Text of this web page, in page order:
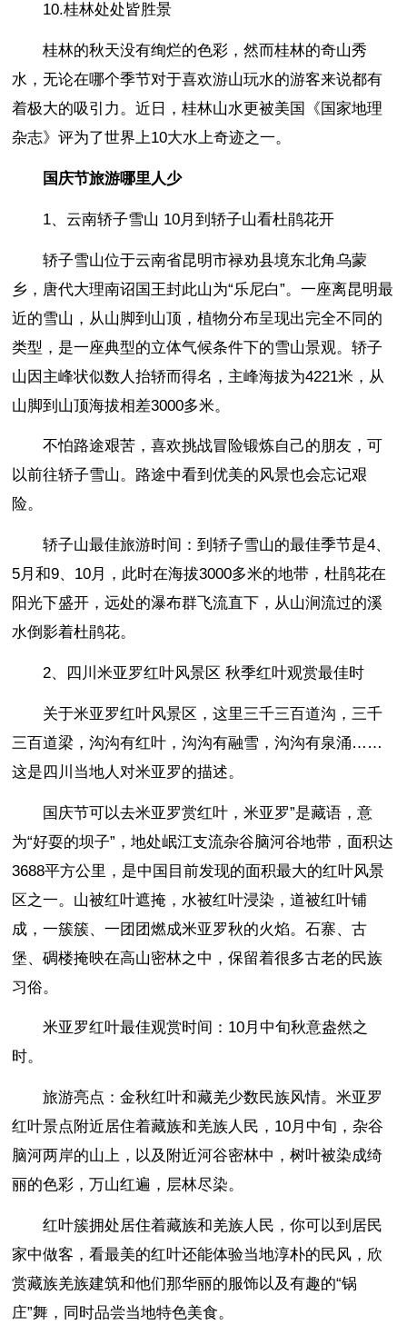
10.桂林处处皆胜景
桂林的秋天没有绚烂的色彩，然而桂林的奇山秀
水，无论在哪个季节对于喜欢游山玩水的游客来说都有
着极大的吸引力。近日，桂林山水更被美国《国家地理
杂志》评为了世界上10大水上奇迹之一。
国庆节旅游哪里人少
1、云南轿子雪山 10月到轿子山看杜鹃花开
轿子雪山位于云南省昆明市禄劝县境东北角乌蒙
乡，唐代大理南诏国王封此山为“乐尼白”。一座离昆明最
近的雪山，从山脚到山顶，植物分布呈现出完全不同的
类型，是一座典型的立体气候条件下的雪山景观。轿子
山因主峰状似数人抬轿而得名，主峰海拔为4221米，从
山脚到山顶海拔相差3000多米。
不怕路途艰苦，喜欢挑战冒险锻炼自己的朋友，可
以前往轿子雪山。路途中看到优美的风景也会忘记艰
险。
轿子山最佳旅游时间：到轿子雪山的最佳季节是4、
5月和9、10月，此时在海拔3000多米的地带，杜鹃花在
阳光下盛开，远处的瀑布群飞流直下，从山涧流过的溪
水倒影着杜鹃花。
2、四川米亚罗红叶风景区 秋季红叶观赏最佳时
关于米亚罗红叶风景区，这里三千三百道沟，三千
三百道梁，沟沟有红叶，沟沟有融雪，沟沟有泉涌……
这是四川当地人对米亚罗的描述。
国庆节可以去米亚罗赏红叶，米亚罗”是藏语，意
为“好耍的坝子”，地处岷江支流杂谷脑河谷地带，面积达
3688平方公里，是中国目前发现的面积最大的红叶风景
区之一。山被红叶遮掩，水被红叶浸染，道被红叶铺
成，一簇簇、一团团燃成米亚罗秋的火焰。石寨、古
堡、碉楼掩映在高山密林之中，保留着很多古老的民族
习俗。
米亚罗红叶最佳观赏时间：10月中旬秋意盎然之
时。
旅游亮点：金秋红叶和藏羌少数民族风情。米亚罗
红叶景点附近居住着藏族和羌族人民，10月中旬，杂谷
脑河两岸的山上，以及附近河谷密林中，树叶被染成绮
丽的色彩，万山红遍，层林尽染。
红叶簇拥处居住着藏族和羌族人民，你可以到居民
家中做客，看最美的红叶还能体验当地淳朴的民风，欣
赏藏族羌族建筑和他们那华丽的服饰以及有趣的“锅
庄”舞，同时品尝当地特色美食。